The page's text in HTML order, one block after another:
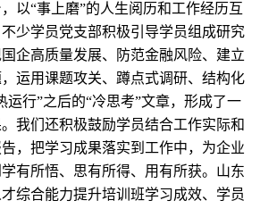
以“事上磨”的人生阅历和工作经历互
少学员党支部积极引导学员组成研究
企高质量发展、防范金融风险、建立
运用课题攻关、蹲点式调研、结构化
运行”之后的“冷思考”文章，形成了一
我们还积极鼓励学员结合工作实际和
，把学习成果落实到工作中，为企业
有所悟、思有所得、用有所获。山东
综合能力提升培训班学习成效、学员